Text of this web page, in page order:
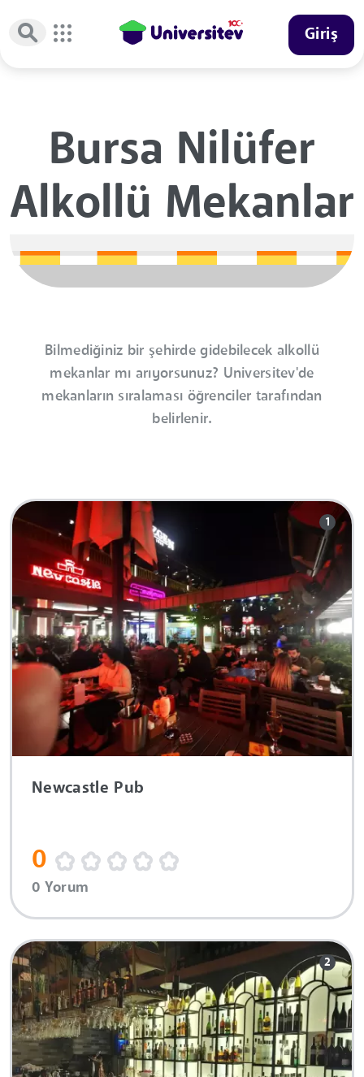
Giriş
Bursa Nilüfer
Alkollü Mekanlar
Bilmediğiniz bir şehirde gidebilecek alkollü
mekanlar mı arıyorsunuz? Universitev'de
mekanların sıralaması öğrenciler tarafından
belirlenir.
1
Newcastle Pub
0
0 Yorum
2